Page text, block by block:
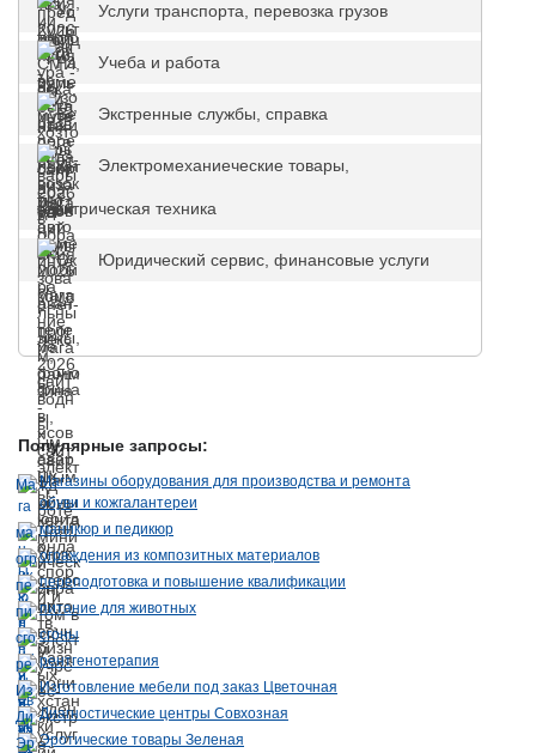
Услуги транспорта, перевозка грузов
Учеба и работа
Экстренные службы, справка
Электромеханиеческие товары,
электрическая техника
Юридический сервис, финансовые услуги
Популярные запросы:
Магазины оборудования для производства и ремонта
обуви и кожгалантереи
маникюр и педикюр
ограждения из композитных материалов
переподготовка и повышение квалификации
питание для животных
сгоны
рентгенотерапия
Изготовление мебели под заказ Цветочная
Диагностические центры Совхозная
Эротические товары Зеленая